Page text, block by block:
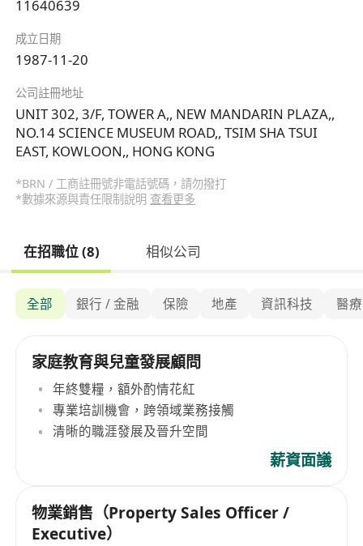
11640639
成立日期
1987-11-20
公司註冊地址
UNIT 302, 3/F, TOWER A,, NEW MANDARIN PLAZA,,
NO.14 SCIENCE MUSEUM ROAD,, TSIM SHA TSUI
EAST, KOWLOON,, HONG KONG
*BRN / 工商註冊號非電話號碼，請勿撥打
*數據來源與責任限制說明 查看更多
在招職位 (8) 相似公司
全部 銀行 / 金融 保險 地產 資訊科技 醫療
家庭教育與兒童發展顧問
年終雙糧，額外酌情花紅
專業培訓機會，跨領域業務接觸
清晰的職涯發展及晉升空間
薪資面議
物業銷售（Property Sales Officer /
Executive）